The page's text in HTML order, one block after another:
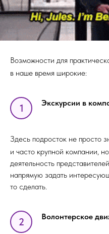
Возможности для
в наше время широкие:
1 Экскурсии в
Здесь подросток не просто
и часто крупной компании,
деятельность
напрямую задать
то сделать.
2 Волонтерское